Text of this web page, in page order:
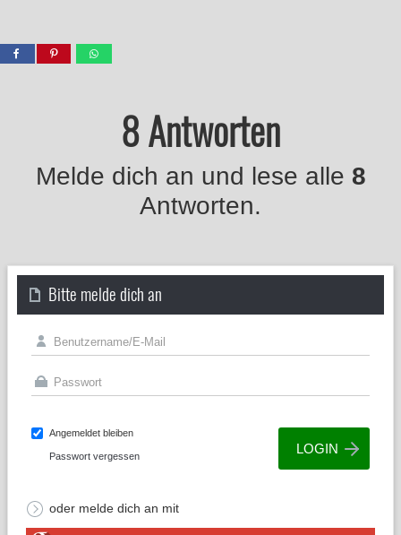
8 Antworten
Melde dich an und lese alle 8
Antworten.
Bitte melde dich an
Angemeldet bleiben
Passwort vergessen
oder melde dich an mit